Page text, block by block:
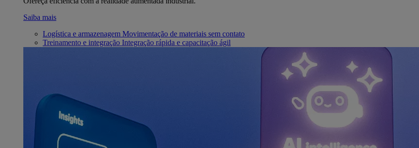
Saiba mais
Logística e armazenagem Movimentação de materiais sem contato
Treinamento e integração Integração rápida e capacitação ágil